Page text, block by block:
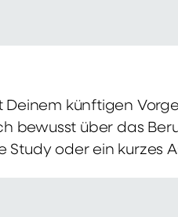
künftigen
bewusst über das
Study oder ein kurzes